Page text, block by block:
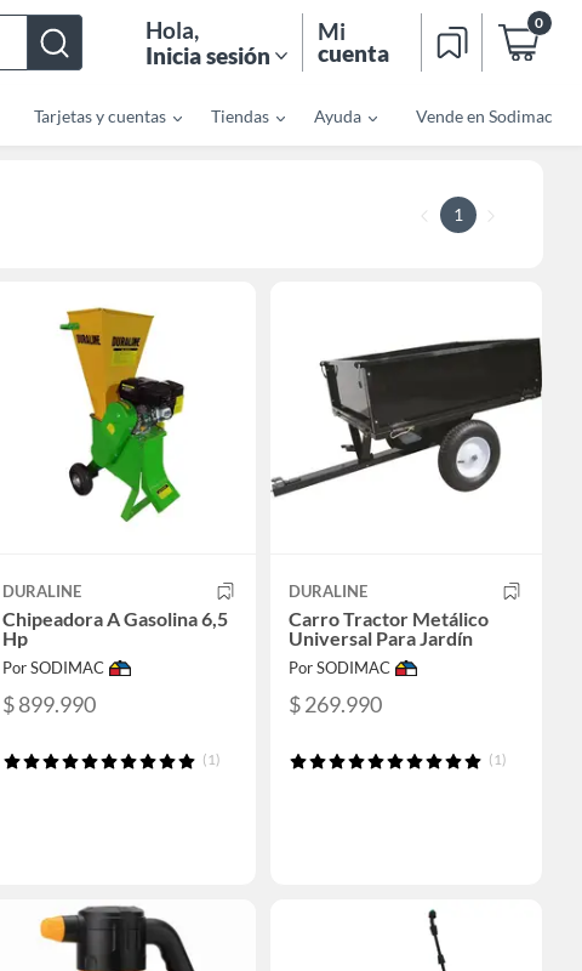
Hola,
Inicia sesión
Mi
cuenta
0
Tarjetas y cuentas Tiendas Ayuda Vende en Sodimac
1
DURALINE
Chipeadora A Gasolina 6,5
Hp
Por SODIMAC
$ 899.990
(1)
DURALINE
Carro Tractor Metálico
Universal Para Jardín
Por SODIMAC
$ 269.990
(1)